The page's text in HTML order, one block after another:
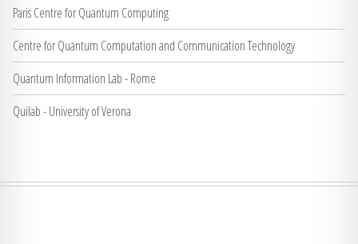
Paris Centre for Quantum Computing
Centre for Quantum Computation and Communication Technology
Quantum Information Lab - Rome
Quilab - University of Verona